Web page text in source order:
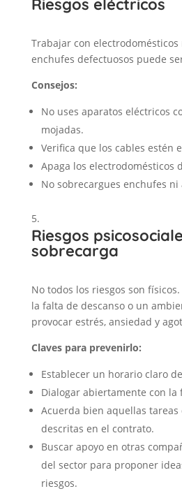
Riesgos eléctricos
Trabajar con electrodomésticos
enchufes defectuosos puede
Consejos:
No uses aparatos eléctricos
mojadas.
Verifica que los cables estén
Apaga los electrodomésticos
No sobrecargues enchufes ni
Riesgos
sobrecarga
No todos los riesgos son
la falta de descanso o un
provocar estrés, ansiedad y
Claves para prevenirlo:
Establecer un horario claro
Dialogar abiertamente con
Acuerda bien aquellas tareas
descritas en el contrato.
Buscar apoyo en otras
del sector para proponer
riesgos.